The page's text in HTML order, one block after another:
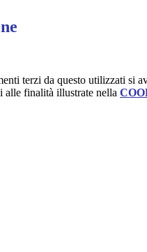
terzi da questo utilizzati si
alle finalità illustrate nella